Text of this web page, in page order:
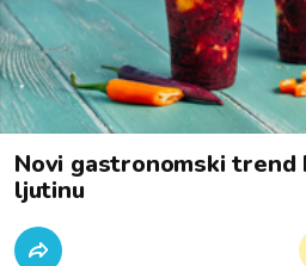
Novi gastronomski trend
ljutinu